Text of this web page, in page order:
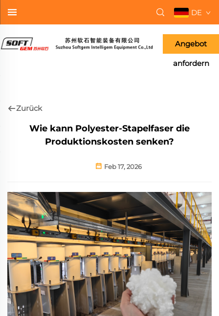
DE
Angebot
anfordern
Zurück
Wie kann Polyester-Stapelfaser die
Produktionskosten senken?
Feb 17, 2026